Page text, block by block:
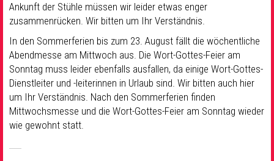
Ankunft der Stühle müssen wir leider etwas enger
zusammenrücken. Wir bitten um Ihr Verständnis.
In den Sommerferien bis zum 23. August fällt die wöchentliche
Abendmesse am Mittwoch aus. Die Wort-Gottes-Feier am
Sonntag muss leider ebenfalls ausfallen, da einige Wort-Gottes-
Dienstleiter und -leiterinnen in Urlaub sind. Wir bitten auch hier
um Ihr Verständnis. Nach den Sommerferien finden
Mittwochsmesse und die Wort-Gottes-Feier am Sonntag wieder
wie gewohnt statt.